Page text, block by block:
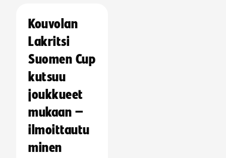
Kouvolan
Lakritsi
Suomen Cup
kutsuu
joukkueet
mukaan –
ilmoittautu
minen